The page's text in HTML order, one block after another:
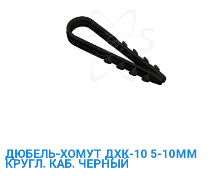
ДЮБЕЛЬ-ХОМУТ ДХК-10 5-10ММ
КРУГЛ. КАБ. ЧЕРНЫЙ